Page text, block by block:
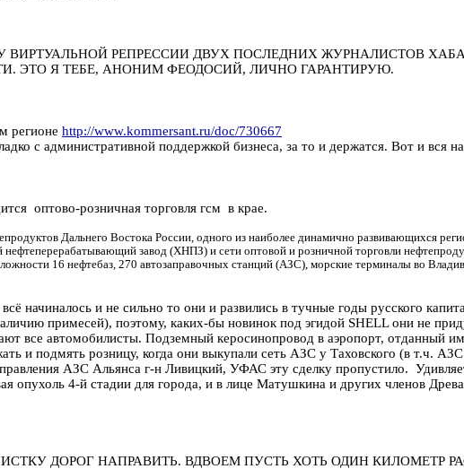
РЕПРЕССИИ ДВУХ ПОСЛЕДНИХ ЖУРНАЛИСТОВ
ЭТО Я ТЕБЕ, АНОНИМ ФЕОДОСИЙ, ЛИЧНО ГАРАНТИРУЮ.
регионе http://www.kommersant.ru/doc/730667
с административной поддержкой бизнеса, за то и держатся. Вот и вся
оптово-розничная торговля гсм в крае.
Дальнего Востока России, одного из наиболее динамично развивающихся
нефтеперерабатывающий завод (ХНПЗ) и сети оптовой и розничной торговли
16 нефтебаз, 270 автозаправочных станций (АЗС), морские терминалы во
начиналось и не сильно то они и развились в тучные годы русского
примесей), поэтому, каких-бы новинок под эгидой SHELL они не
все автомобилисты. Подземный керосинопровод в аэропорт, отданный
и подмять розницу, когда они выкупали сеть АЗС у Таховского (в
АЗС Альянса г-н Ливицкий, УФАС эту сделку пропустило.
опухоль 4-й стадии для города, и в лице Матушкина и других членов
ДОРОГ НАПРАВИТЬ. ВДВОЕМ ПУСТЬ ХОТЬ ОДИН КИЛОМЕТР